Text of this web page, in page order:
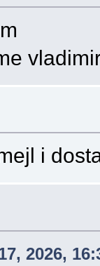
i
2026,